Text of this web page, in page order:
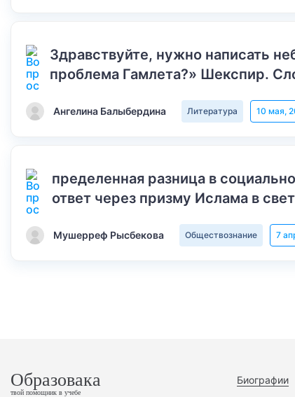
Здравствуйте, нужно написать
проблема Гамлета?» Шекспир.
Ангелина Балыбердина Литература 10 мая,
пределенная разница в
ответ через призму Ислама в
Мушерреф Рысбекова Обществознание 7
Образовака
твой помощник в учебе
Биографии